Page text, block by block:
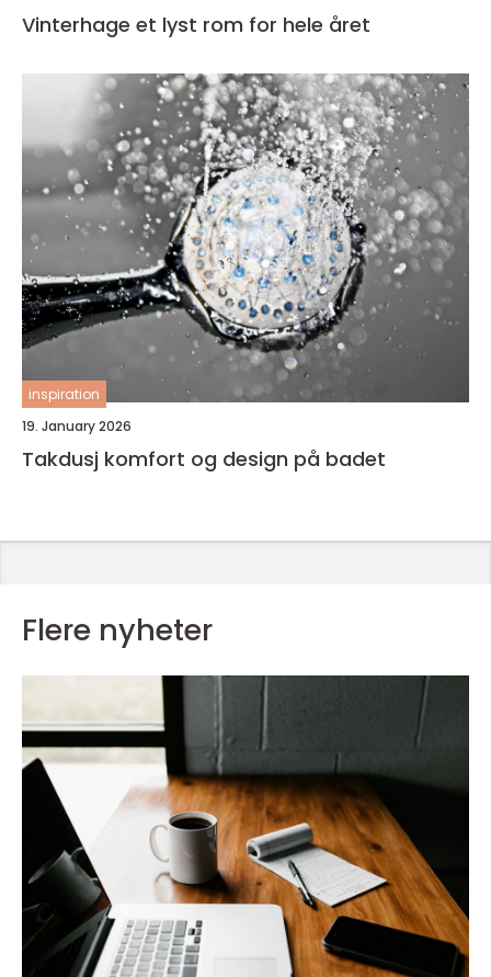
Vinterhage et lyst rom for hele året
inspiration
19. January 2026
Takdusj komfort og design på badet
Flere nyheter